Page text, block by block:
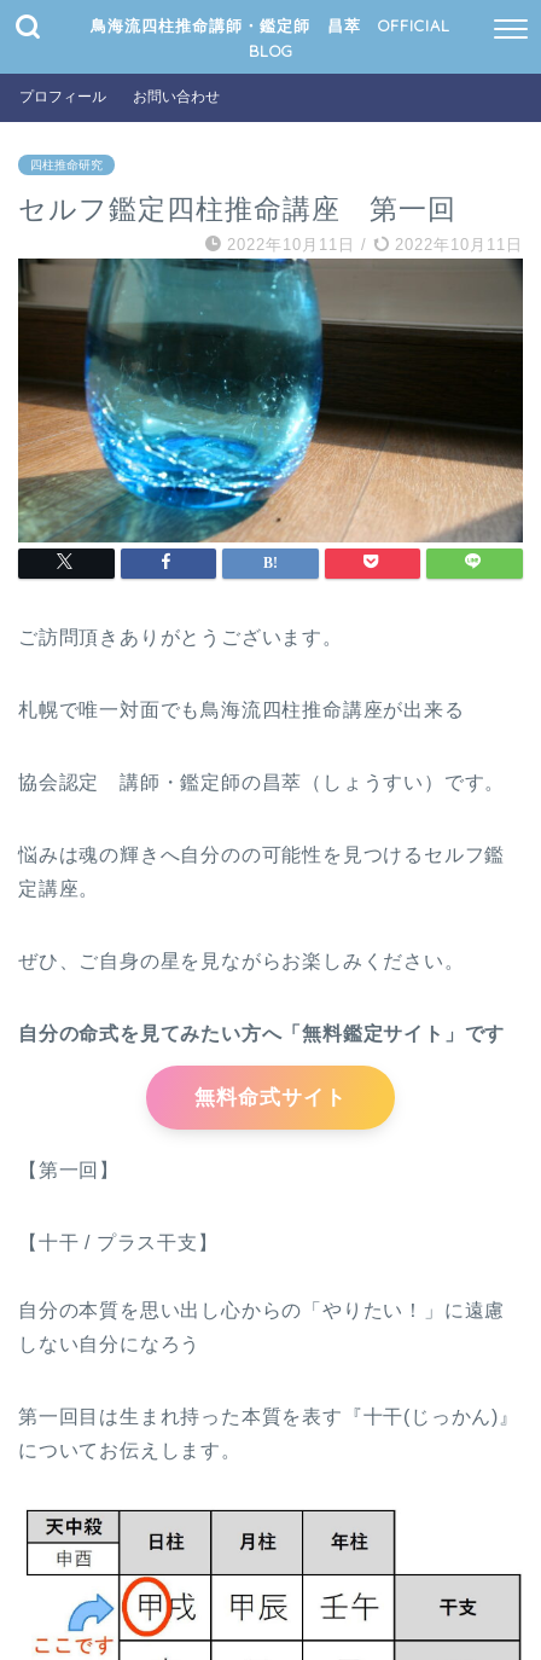
鳥海流四柱推命講師・鑑定師 昌萃 OFFICIAL
BLOG
プロフィール お問い合わせ
四柱推命研究
セルフ鑑定四柱推命講座 第一回
2022年10月11日 / 2022年10月11日
ご訪問頂きありがとうございます。
札幌で唯一対面でも鳥海流四柱推命講座が出来る
協会認定 講師・鑑定師の昌萃（しょうすい）です。
悩みは魂の輝きへ自分のの可能性を見つけるセルフ鑑
定講座。
ぜひ、ご自身の星を見ながらお楽しみください。
自分の命式を見てみたい方へ「無料鑑定サイト」です
無料命式サイト
【第一回】
【十干 / プラス干支】
自分の本質を思い出し心からの「やりたい！」に遠慮
しない自分になろう
第一回目は生まれ持った本質を表す『十干(じっかん)』
についてお伝えします。